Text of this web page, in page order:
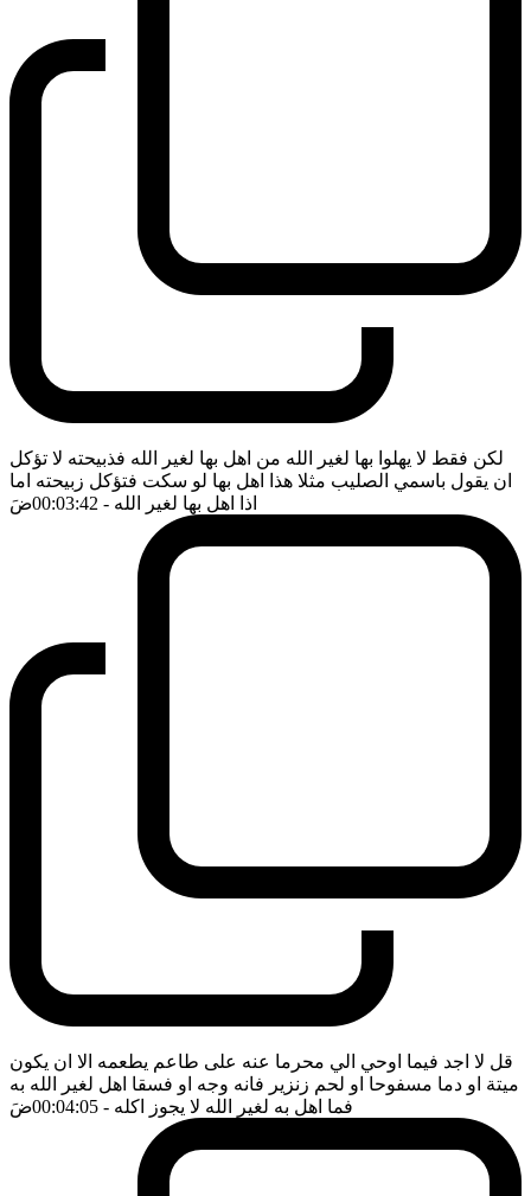
لكن فقط لا يهلوا بها لغير الله من اهل بها لغير الله فذبيحته لا تؤكل
ان يقول باسمي الصليب مثلا هذا اهل بها لو سكت فتؤكل زبيحته اما
اذا اهل بها لغير الله - 00:03:42 ضَ
قل لا اجد فيما اوحي الي محرما عنه على طاعم يطعمه الا ان يكون
ميتة او دما مسفوحا او لحم زنزير فانه وجه او فسقا اهل لغير الله به
فما اهل به لغير الله لا يجوز اكله - 00:04:05 ضَ